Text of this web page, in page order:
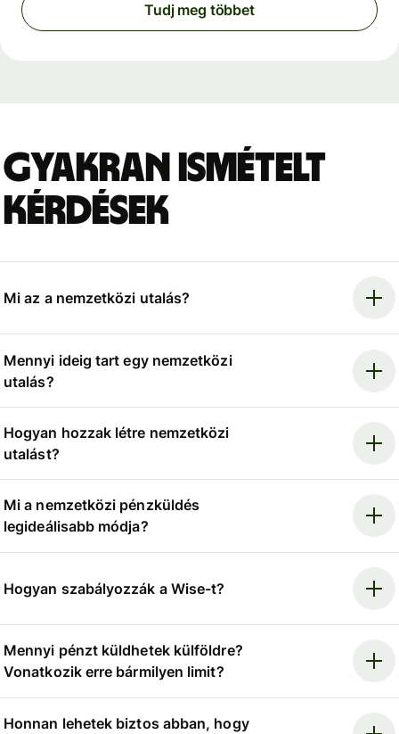
Tudj meg többet
Gyakran ismételt
kérdések
Mi az a nemzetközi utalás?
Mennyi ideig tart egy nemzetközi
utalás?
Hogyan hozzak létre nemzetközi
utalást?
Mi a nemzetközi pénzküldés
legideálisabb módja?
Hogyan szabályozzák a Wise-t?
Mennyi pénzt küldhetek külföldre?
Vonatkozik erre bármilyen limit?
Honnan lehetek biztos abban, hogy